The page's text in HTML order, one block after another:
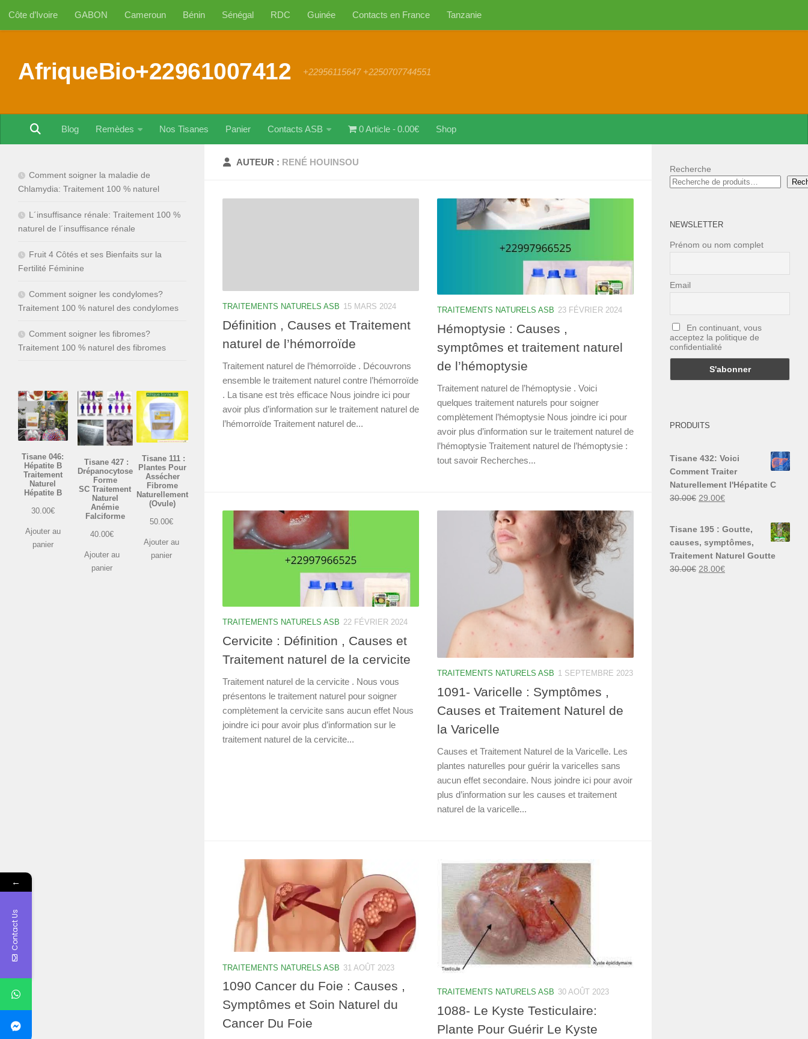
Au dessous du contenu
Côte d’Ivoire GABON Cameroun Bénin Sénégal RDC Guinée Contacts en France Tanzanie
AfriqueBio+22961007412 +22956115647 +2250707744551
Blog Remèdes Nos Tisanes Panier Contacts ASB 0 Article 0.00€ Shop
AUTEUR : RENÉ HOUINSOU
TRAITEMENTS NATURELS ASB 15 MARS 2024
Définition , Causes et Traitement
naturel de l’hémorroïde
Traitement naturel de l’hémorroïde . Découvrons
ensemble le traitement naturel contre l’hémorroïde
. La tisane est très efficace Nous joindre ici pour
avoir plus d’information sur le traitement naturel de
l’hémorroïde Traitement naturel de...
TRAITEMENTS NATURELS ASB 23 FÉVRIER 2024
Hémoptysie : Causes ,
symptômes et traitement naturel
de l’hémoptysie
Traitement naturel de l’hémoptysie . Voici
quelques traitement naturels pour soigner
complètement l’hémoptysie Nous joindre ici pour
avoir plus d’information sur le traitement naturel de
l’hémoptysie Traitement naturel de l’hémoptysie :
tout savoir Recherches...
TRAITEMENTS NATURELS ASB 22 FÉVRIER 2024
Cervicite : Définition , Causes et
Traitement naturel de la cervicite
Traitement naturel de la cervicite . Nous vous
présentons le traitement naturel pour soigner
complètement la cervicite sans aucun effet Nous
joindre ici pour avoir plus d’information sur le
traitement naturel de la cervicite...
TRAITEMENTS NATURELS ASB 1 SEPTEMBRE 2023
1091- Varicelle : Symptômes ,
Causes et Traitement Naturel de
la Varicelle
Causes et Traitement Naturel de la Varicelle. Les
plantes naturelles pour guérir la varicelles sans
aucun effet secondaire. Nous joindre ici pour avoir
plus d’information sur les causes et traitement
naturel de la varicelle...
TRAITEMENTS NATURELS ASB 31 AOÛT 2023
1090 Cancer du Foie : Causes ,
Symptômes et Soin Naturel du
Cancer Du Foie
TRAITEMENTS NATURELS ASB 30 AOÛT 2023
1088- Le Kyste Testiculaire:
Plante Pour Guérir Le Kyste
Comment soigner la maladie de
Chlamydia: Traitement 100 % naturel
L´insuffisance rénale: Traitement 100 %
naturel de l´insuffisance rénale
Fruit 4 Côtés et ses Bienfaits sur la
Fertilité Féminine
Comment soigner les condylomes?
Traitement 100 % naturel des condylomes
Comment soigner les fibromes?
Traitement 100 % naturel des fibromes
Tisane 046:
Hépatite B
Traitement
Naturel
Hépatite B
30.00€
Ajouter au
panier
Tisane 427 :
Drépanocytose
Forme
SC Traitement
Naturel
Anémie
Falciforme
40.00€
Ajouter au
panier
Tisane 111 :
Plantes Pour
Assécher
Fibrome
Naturellement
(Ovule)
50.00€
Ajouter au
panier
Recherche
NEWSLETTER
Prénom ou nom complet
Email
En continuant, vous
acceptez la politique de
confidentialité
PRODUITS
Tisane 432: Voici
Comment Traiter
Naturellement l'Hépatite C
30.00€ Le
30.00€.
29.00€Le
est :
Tisane 195 : Goutte,
causes, symptômes,
Traitement Naturel Goutte
30.00€ Le
28.00€Le
←
Contact Us